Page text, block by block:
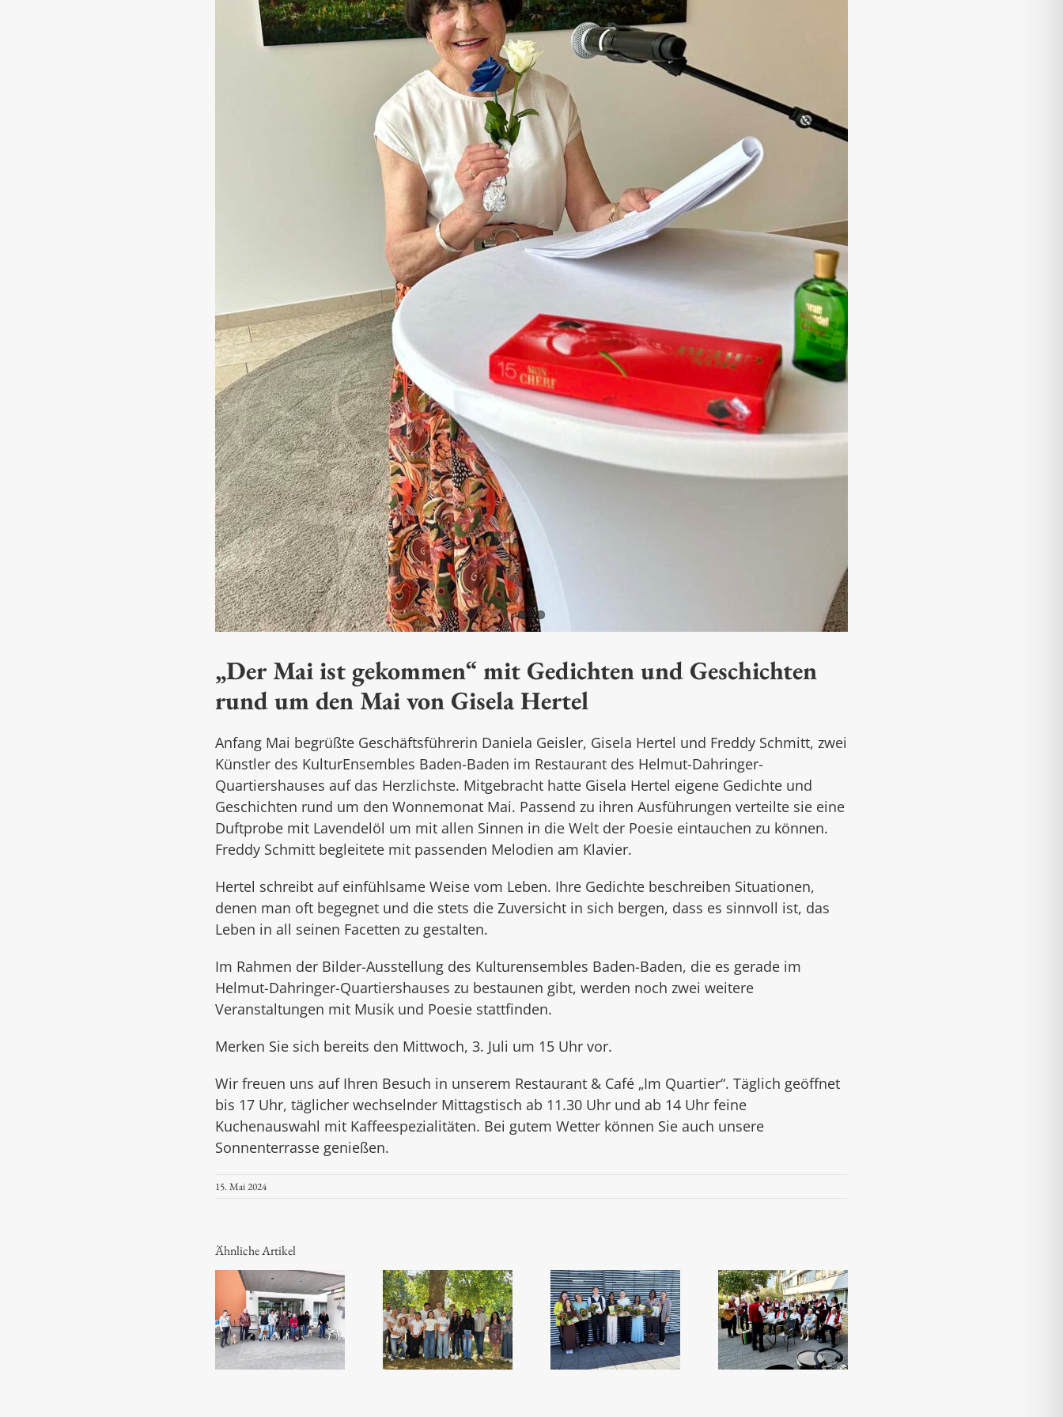
„Der Mai ist gekommen“ mit Gedichten und Geschichten
rund um den Mai von Gisela Hertel
Anfang Mai begrüßte Geschäftsführerin Daniela Geisler, Gisela Hertel und Freddy Schmitt, zwei
Künstler des KulturEnsembles Baden-Baden im Restaurant des Helmut-Dahringer-
Quartiershauses auf das Herzlichste. Mitgebracht hatte Gisela Hertel eigene Gedichte und
Geschichten rund um den Wonnemonat Mai. Passend zu ihren Ausführungen verteilte sie eine
Duftprobe mit Lavendelöl um mit allen Sinnen in die Welt der Poesie eintauchen zu können.
Freddy Schmitt begleitete mit passenden Melodien am Klavier.
Hertel schreibt auf einfühlsame Weise vom Leben. Ihre Gedichte beschreiben Situationen,
denen man oft begegnet und die stets die Zuversicht in sich bergen, dass es sinnvoll ist, das
Leben in all seinen Facetten zu gestalten.
Im Rahmen der Bilder-Ausstellung des Kulturensembles Baden-Baden, die es gerade im
Helmut-Dahringer-Quartiershauses zu bestaunen gibt, werden noch zwei weitere
Veranstaltungen mit Musik und Poesie stattfinden.
Merken Sie sich bereits den Mittwoch, 3. Juli um 15 Uhr vor.
Wir freuen uns auf Ihren Besuch in unserem Restaurant & Café „Im Quartier“. Täglich geöffnet
bis 17 Uhr, täglicher wechselnder Mittagstisch ab 11.30 Uhr und ab 14 Uhr feine
Kuchenauswahl mit Kaffeespezialitäten. Bei gutem Wetter können Sie auch unsere
Sonnenterrasse genießen.
15. Mai 2024
Ähnliche Artikel